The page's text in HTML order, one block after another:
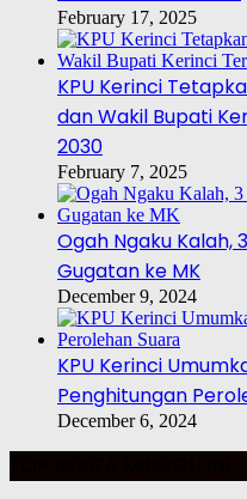
February 17, 2025
KPU Kerinci
dan Wakil Bupati
2030
February 7, 2025
Ogah Ngaku Kalah,
Gugatan ke MK
December 9, 2024
KPU Kerinci
Penghitungan
December 6, 2024